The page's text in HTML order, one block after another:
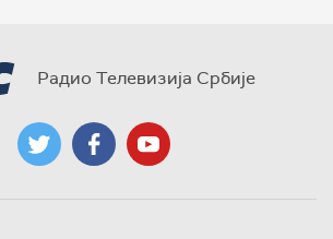
Радио Телевизија Србије